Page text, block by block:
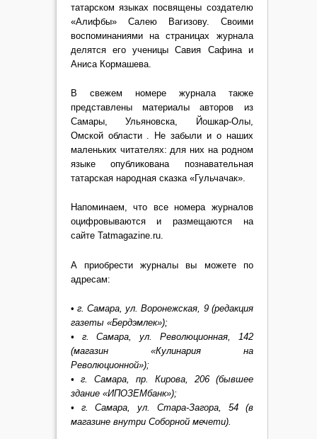
татарском языках посвящены создателю
«Алифбы» Салею Вагизову. Своими
воспоминаниями на страницах журнала
делятся его ученицы Савия Сафина и
Аниса Кормашева.
В свежем номере журнала также
представлены материалы авторов из
Самары, Ульяновска, Йошкар-Олы,
Омской области . Не забыли и о наших
маленьких читателях: для них на родном
языке опубликована познавательная
татарская народная сказка «Гульчачак».
Напоминаем, что все номера журналов
оцифровываются и размещаются на
сайте Tatmagazine.ru.
А приобрести журналы вы можете по
адресам:
• г. Самара, ул. Воронежская, 9 (редакция
газеты «Бердэмлек»);
• г. Самара, ул. Революционная, 142
(магазин «Кулинария на
Революционной»);
• г. Самара, пр. Кирова, 206 (бывшее
здание «ИПОЗЕМбанк»);
• г. Самара, ул. Стара-Загора, 54 (в
магазине внутри Соборной мечети).